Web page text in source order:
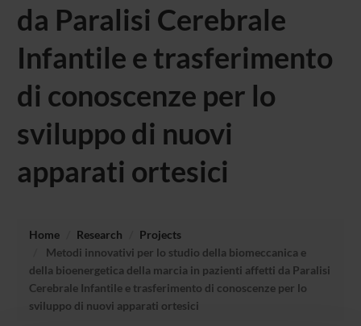
da Paralisi Cerebrale
Infantile e trasferimento
di conoscenze per lo
sviluppo di nuovi
apparati ortesici
Home Research
Projects
Metodi innovativi per lo studio della biomeccanica e
della bioenergetica della marcia in pazienti affetti da Paralisi
Cerebrale Infantile e trasferimento di conoscenze per lo
sviluppo di nuovi apparati ortesici